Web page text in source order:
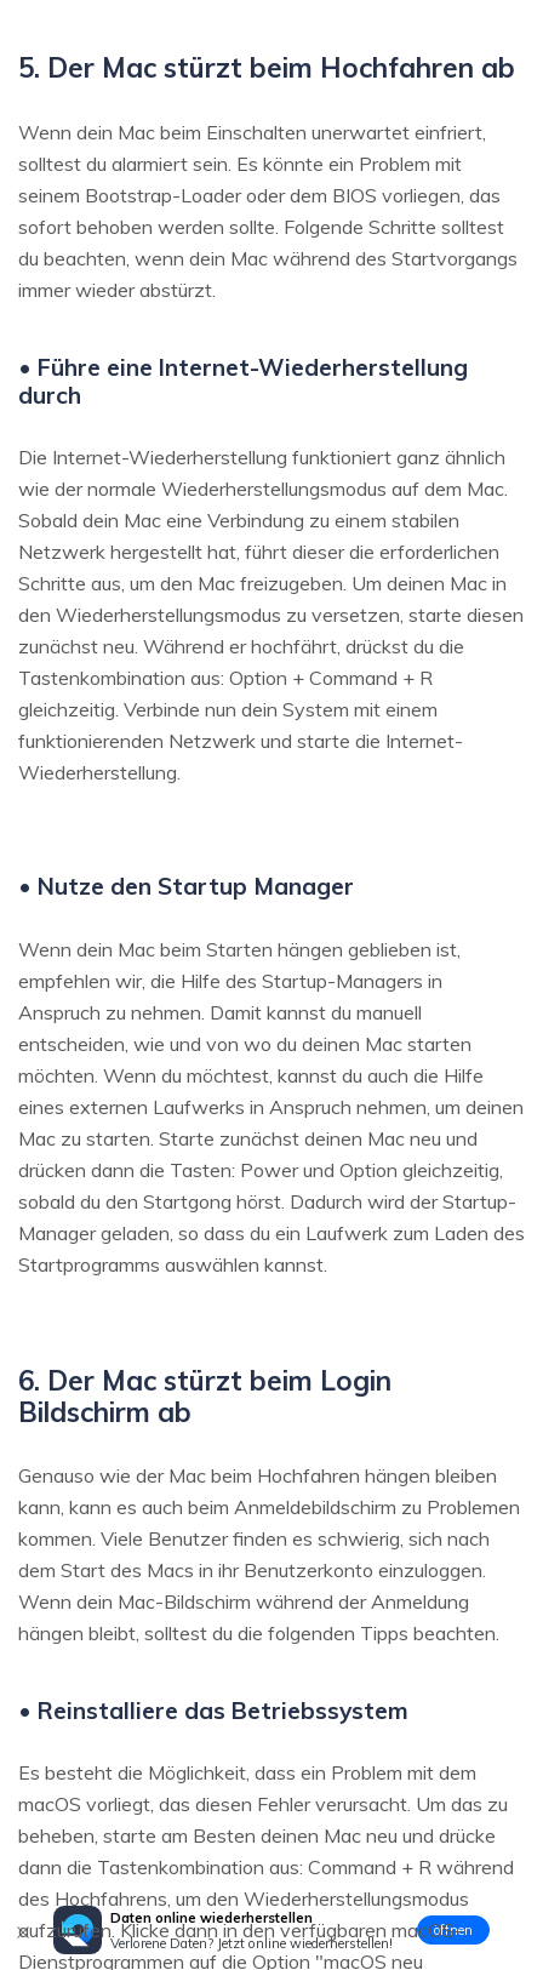
5. Der Mac stürzt beim Hochfahren ab
Wenn dein Mac beim Einschalten unerwartet einfriert,
solltest du alarmiert sein. Es könnte ein Problem mit
seinem Bootstrap-Loader oder dem BIOS vorliegen, das
sofort behoben werden sollte. Folgende Schritte solltest
du beachten, wenn dein Mac während des Startvorgangs
immer wieder abstürzt.
• Führe eine Internet-Wiederherstellung
durch
Die Internet-Wiederherstellung funktioniert ganz ähnlich
wie der normale Wiederherstellungsmodus auf dem Mac.
Sobald dein Mac eine Verbindung zu einem stabilen
Netzwerk hergestellt hat, führt dieser die erforderlichen
Schritte aus, um den Mac freizugeben. Um deinen Mac in
den Wiederherstellungsmodus zu versetzen, starte diesen
zunächst neu. Während er hochfährt, drückst du die
Tastenkombination aus: Option + Command + R
gleichzeitig. Verbinde nun dein System mit einem
funktionierenden Netzwerk und starte die Internet-
Wiederherstellung.
• Nutze den Startup Manager
Wenn dein Mac beim Starten hängen geblieben ist,
empfehlen wir, die Hilfe des Startup-Managers in
Anspruch zu nehmen. Damit kannst du manuell
entscheiden, wie und von wo du deinen Mac starten
möchten. Wenn du möchtest, kannst du auch die Hilfe
eines externen Laufwerks in Anspruch nehmen, um deinen
Mac zu starten. Starte zunächst deinen Mac neu und
drücken dann die Tasten: Power und Option gleichzeitig,
sobald du den Startgong hörst. Dadurch wird der Startup-
Manager geladen, so dass du ein Laufwerk zum Laden des
Startprogramms auswählen kannst.
6. Der Mac stürzt beim Login
Bildschirm ab
Genauso wie der Mac beim Hochfahren hängen bleiben
kann, kann es auch beim Anmeldebildschirm zu Problemen
kommen. Viele Benutzer finden es schwierig, sich nach
dem Start des Macs in ihr Benutzerkonto einzuloggen.
Wenn dein Mac-Bildschirm während der Anmeldung
hängen bleibt, solltest du die folgenden Tipps beachten.
• Reinstalliere das Betriebssystem
Es besteht die Möglichkeit, dass ein Problem mit dem
macOS vorliegt, das diesen Fehler verursacht. Um das zu
beheben, starte am Besten deinen Mac neu und drücke
dann die Tastenkombination aus: Command + R während
des Hochfahrens, um den Wiederherstellungsmodus
aufzurufen. Klicke dann in den verfügbaren macOS-
Dienstprogrammen auf die Option "macOS neu
Daten online wiederherstellen
Verlorene Daten? Jetzt online wiederherstellen!
öffnen